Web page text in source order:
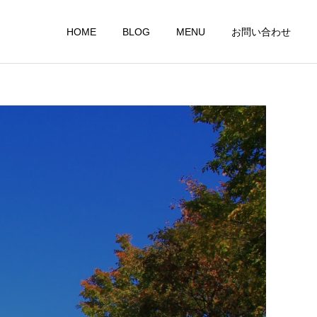
HOME BLOG MENU お問い合わせ